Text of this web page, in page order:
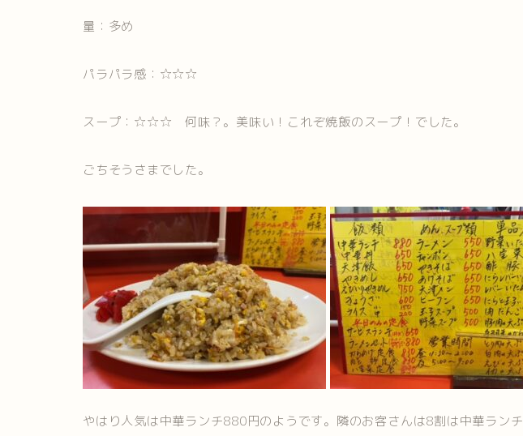
量：多め
パラパラ感：☆☆☆
スープ：☆☆☆ 何味？。美味い！これぞ焼飯のスープ！でした。
ごちそうさまでした。
やはり人気は中華ランチ880円のようです。隣のお客さんは8割は中華ランチ